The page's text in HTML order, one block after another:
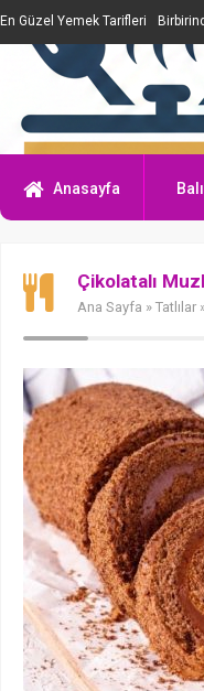
En Güzel Yemek Tarifleri
Anasayfa
Çikolatalı
Ana Sayfa » Tatlılar